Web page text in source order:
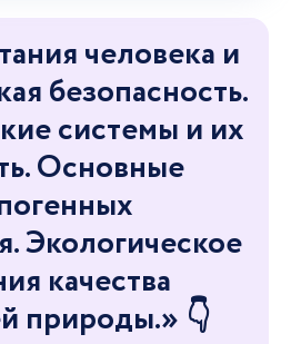
человека и
безопасность.
системы и их
Основные
Экологическое
качества
природы.» 👇